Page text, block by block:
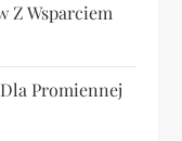
Z Wsparciem
Promiennej